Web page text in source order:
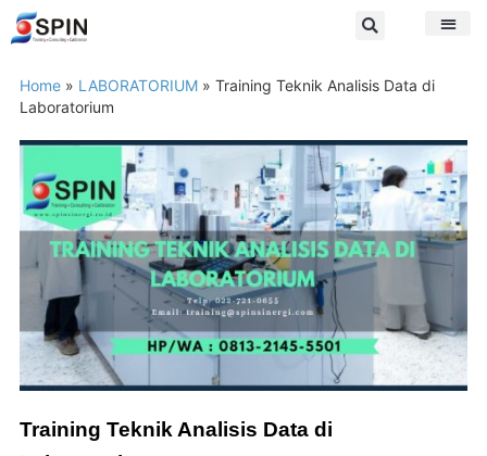
Home » LABORATORIUM » Training Teknik Analisis Data di
Laboratorium
Training Teknik Analisis Data di